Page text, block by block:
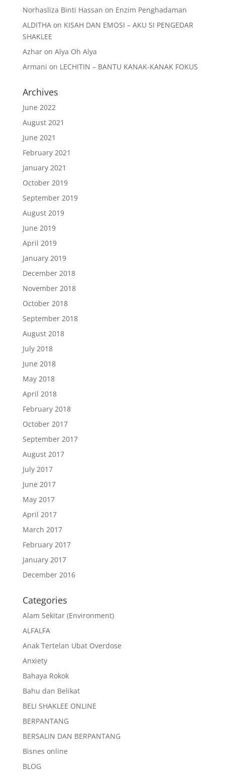
Norhasliza Binti Hassan on Enzim Penghadaman
ALDITHAon KISAH DAN EMOSI – AKU SI PENGEDAR
SHAKLEE
Azharon Alya Oh Alya
Armani on LECHITIN – BANTU KANAK-KANAK FOKUS
Archives
June 2022
August 2021
June 2021
February 2021
January 2021
October 2019
September 2019
August 2019
June 2019
April 2019
January 2019
December 2018
November 2018
October 2018
September 2018
August 2018
July 2018
June 2018
May 2018
April 2018
February 2018
October 2017
September 2017
August 2017
July 2017
June 2017
May 2017
April 2017
March 2017
February 2017
January 2017
December 2016
Categories
Alam Sekitar (Environment)
ALFALFA
Anak Tertelan Ubat Overdose
Anxiety
Bahaya Rokok
Bahu dan Belikat
BELI SHAKLEE ONLINE
BERPANTANG
BERSALIN DAN BERPANTANG
Bisnes online
BLOG